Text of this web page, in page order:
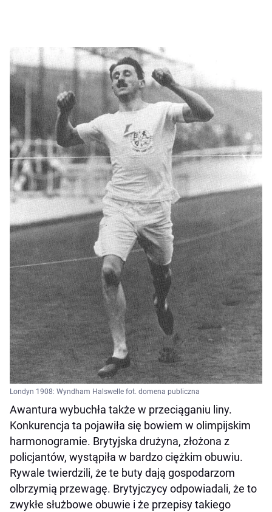
Londyn 1908: Wyndham Halswelle fot. domena publiczna
Awantura wybuchła także w przeciąganiu liny.
Konkurencja ta pojawiła się bowiem w olimpijskim
harmonogramie. Brytyjska drużyna, złożona z
policjantów, wystąpiła w bardzo ciężkim obuwiu.
Rywale twierdzili, że te buty dają gospodarzom
olbrzymią przewagę. Brytyjczycy odpowiadali, że to
zwykłe służbowe obuwie i że przepisy takiego